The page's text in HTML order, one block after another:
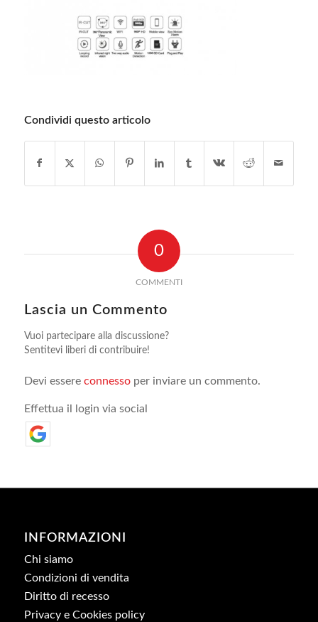
Condividi questo articolo
0
COMMENTI
Lascia un Commento
Vuoi partecipare alla discussione?
Sentitevi liberi di contribuire!
Devi essere connessoper inviare un commento.
Effettua il login via social
INFORMAZIONI
Chi siamo
Condizioni di vendita
Diritto di recesso
Privacy e Cookies policy